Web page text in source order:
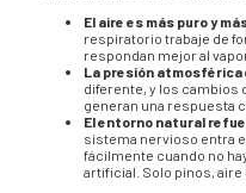
El aire es más puro y
respiratorio trabaje de
respondan mejor al
La presión atmosférica
diferente, y los cambios
generan una respuesta
El entorno natural
sistema nervioso entra
fácilmente cuando no
artificial. Solo pinos, aire